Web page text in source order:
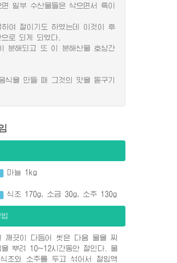
일부 수산물들은 삭으면서 특이
여 절이기도 하였는데 이것이 후
로 되게 되였다.
분해되고 또 이 분해산물 호상간
을 만들 때 그것의 맛을 돋구기
마늘 1kg
식초 170g, 소금 30g, 소주 130g
깨끗이 다듬어 씻은 다음 물을 찌
을 뿌려 10~12시간동안 절인다. 물
초와 소주를 두고 섞어서 절임액